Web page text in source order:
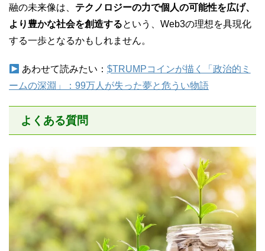
融の未来像は、 テクノロジーの力で個人の可能性を広げ、
より豊かな社会を創造するという、Web3の理想を具現化
する一歩となるかもしれません。
あわせて読みたい： $TRUMPコインが描く「政治的ミ
ームの深淵」：99万人が失った夢と危うい物語
よくある質問